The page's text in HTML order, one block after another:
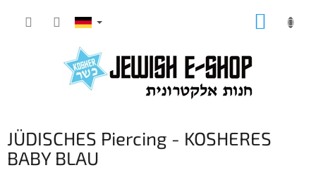
Inhalt
JÜDISCHES Piercing - KOSHERES
BABY BLAU